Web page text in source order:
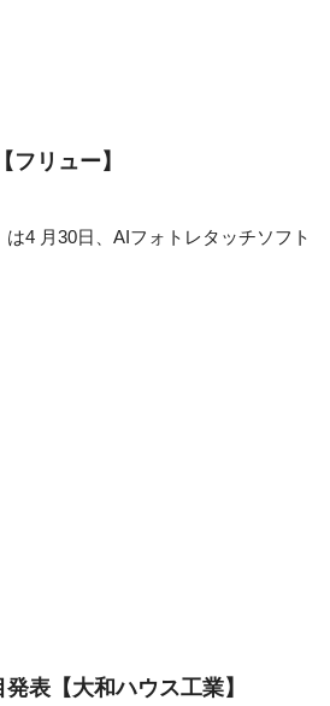
リュー】
4 月30日、AIフォトレタッチソフト
表【大和ハウス工業】